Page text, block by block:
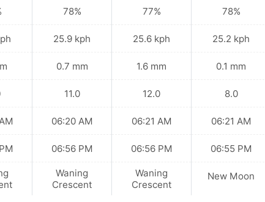
78%
25.9 kph
0.7 mm
11.0
06:20 AM
06:56 PM
Waning
Crescent
77%
25.6 kph
1.6 mm
12.0
06:21 AM
06:56 PM
Waning
Crescent
78%
25.2 kph
0.1 mm
8.0
06:21 AM
06:55 PM
New Moon